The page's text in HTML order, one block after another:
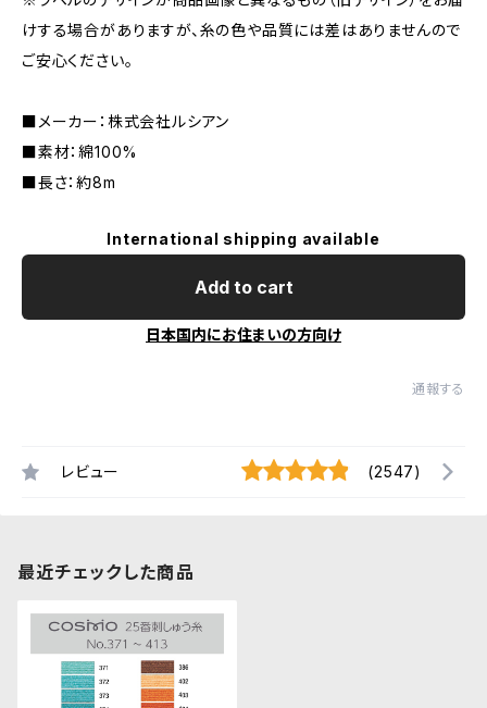
けする場合がありますが、糸の色や品質には差はありませんので
ご安心ください。
■メーカー：株式会社ルシアン
■素材：綿100%
■長さ：約8m
International shipping available
Add to cart
日本国内にお住まいの方向け
通報する
レビュー (2547)
最近チェックした商品